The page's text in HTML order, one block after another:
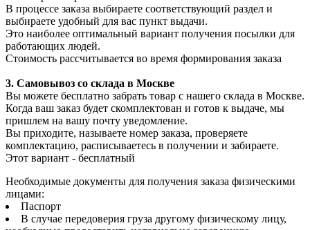
В процессе заказа выбираете соответствующий раздел и
выбираете удобный для вас пункт выдачи.
Это наиболее оптимальный вариант получения посылки для
работающих людей.
Стоимость рассчитывается во время формирования заказа
3. Самовывоз со склада в Москве
Вы можете бесплатно забрать товар с нашего склада в Москве.
Когда ваш заказ будет скомплектован и готов к выдаче, мы
пришлем на вашу почту уведомление.
Вы приходите, называете номер заказа, проверяете
комплектацию, расписываетесь в получении и забираете.
Этот вариант - бесплатный
Необходимые документы для получения заказа физическими
лицами:
Паспорт
В случае передоверия груза другому физическому лицу,